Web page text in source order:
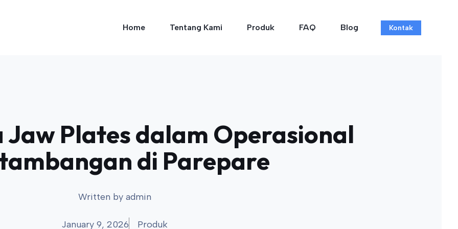
Home Tentang Kami Produk FAQ Blog Kontak
Jaw Plates dalam Operasional
di Parepare
Written by admin
January 9, 2026 Produk